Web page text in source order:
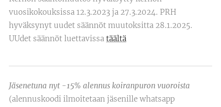
vuosikokouksissa 12.3.2023 ja 27.3.2024. PRH
hyväksynyt uudet säännöt muutoksitta 28.1.2025.
UUdet säännöt luettavissa täältä
Jäsenetuna nyt -15% alennus koiranpuron vuoroista
(alennuskoodi ilmoitetaan jäsenille whatsapp